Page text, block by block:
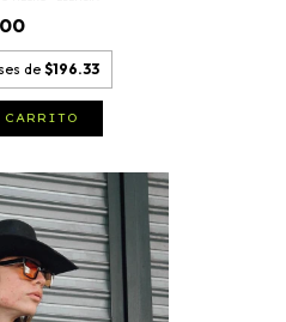
de$196.33
CARRITO